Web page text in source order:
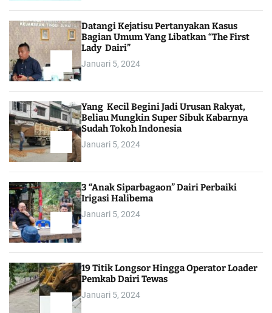
Datangi Kejatisu Pertanyakan Kasus
Bagian Umum Yang Libatkan “The First
Lady Dairi”
Januari 5, 2024
Yang Kecil Begini Jadi Urusan Rakyat,
Beliau Mungkin Super Sibuk Kabarnya
Sudah Tokoh Indonesia
Januari 5, 2024
3 “Anak Siparbagaon” Dairi Perbaiki
Irigasi Halibema
Januari 5, 2024
19 Titik Longsor Hingga Operator Loader
Pemkab Dairi Tewas
Januari 5, 2024